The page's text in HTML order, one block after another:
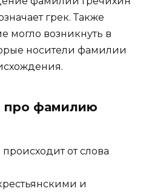
грек. Также
могло возникнуть в
носители фамилии
про фамилию
от слова
и